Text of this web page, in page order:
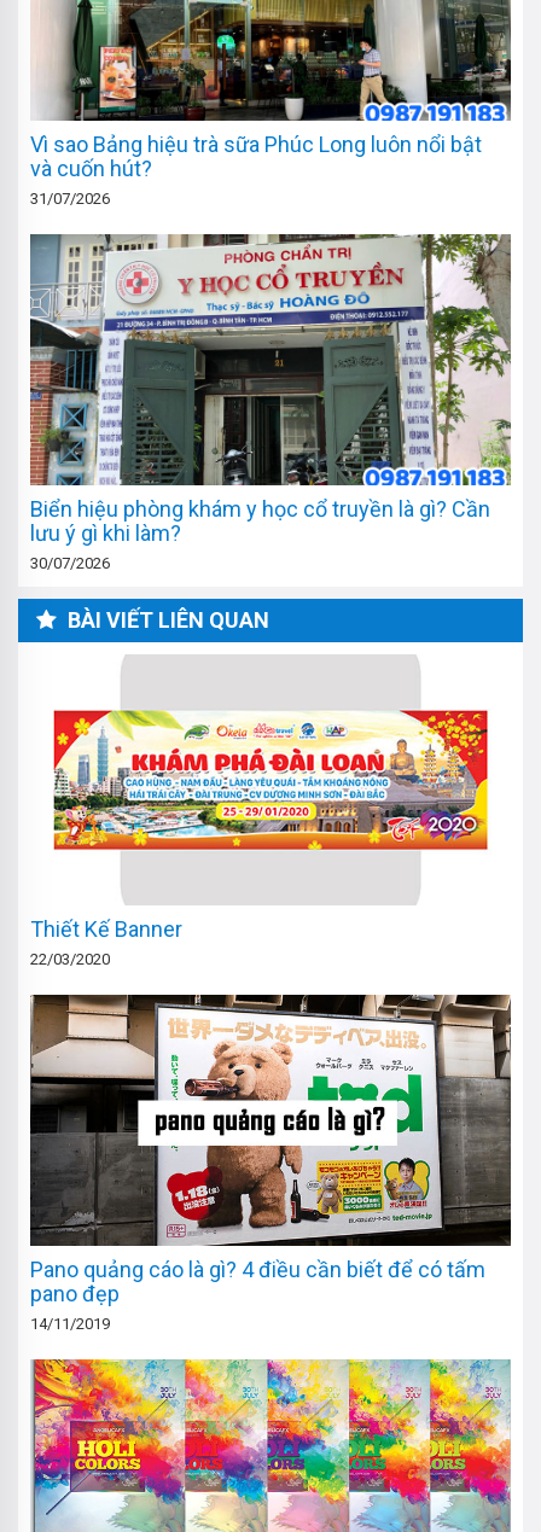
Vì sao Bảng hiệu trà sữa Phúc Long luôn nổi bật
và cuốn hút?
31/07/2026
Biển hiệu phòng khám y học cổ truyền là gì? Cần
lưu ý gì khi làm?
30/07/2026
BÀI VIẾT LIÊN QUAN
Thiết Kế Banner
22/03/2020
Pano quảng cáo là gì? 4 điều cần biết để có tấm
pano đẹp
14/11/2019